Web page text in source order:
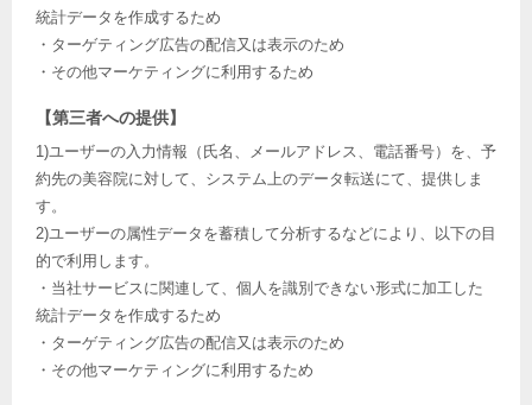
統計データを作成するため
・ターゲティング広告の配信又は表示のため
・その他マーケティングに利用するため
【第三者への提供】
1)ユーザーの入力情報（氏名、メールアドレス、電話番号）を、予
約先の美容院に対して、システム上のデータ転送にて、提供しま
す。
2)ユーザーの属性データを蓄積して分析するなどにより、以下の目
的で利用します。
・当社サービスに関連して、個人を識別できない形式に加工した
統計データを作成するため
・ターゲティング広告の配信又は表示のため
・その他マーケティングに利用するため